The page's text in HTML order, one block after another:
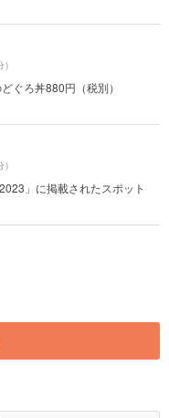
ぐろ丼880円（税別）
」に掲載されたスポット